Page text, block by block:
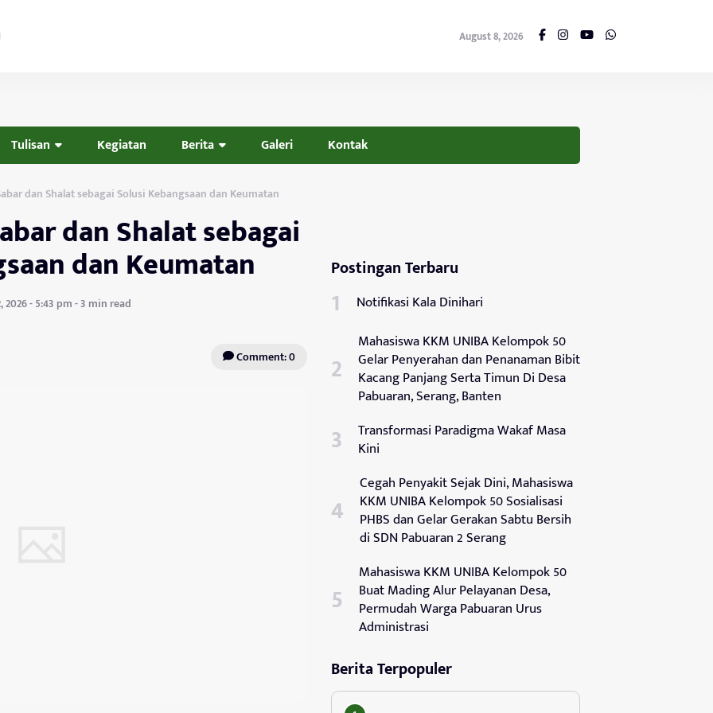
August 8, 2026
Tulisan Kegiatan Berita Galeri Kontak
dan Shalat sebagai Solusi Kebangsaan dan Keumatan
dan Shalat sebagai
dan Keumatan
2026 - 5:43 pm - 3 min read
Comment: 0
Postingan Terbaru
Notifikasi Kala Dinihari
Mahasiswa KKM UNIBA Kelompok 50
Gelar Penyerahan dan Penanaman Bibit
Kacang Panjang Serta Timun Di Desa
Pabuaran, Serang, Banten
Transformasi Paradigma Wakaf Masa
Kini
Cegah Penyakit Sejak Dini, Mahasiswa
KKM UNIBA Kelompok 50 Sosialisasi
PHBS dan Gelar Gerakan Sabtu Bersih
di SDN Pabuaran 2 Serang
Mahasiswa KKM UNIBA Kelompok 50
Buat Mading Alur Pelayanan Desa,
Permudah Warga Pabuaran Urus
Administrasi
Berita Terpopuler